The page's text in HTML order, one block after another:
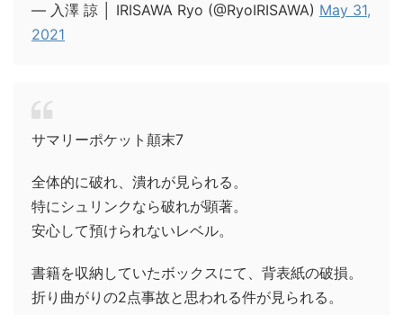
— 入澤 諒 │ IRISAWA Ryo (@RyoIRISAWA) May 31,
2021
サマリーポケット顛末7
全体的に破れ、潰れが見られる。
特にシュリンクなら破れが顕著。
安心して預けられないレベル。
書籍を収納していたボックスにて、背表紙の破損。
折り曲がりの2点事故と思われる件が見られる。